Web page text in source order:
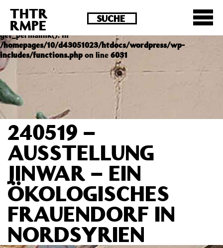
Deprecated : Die Funktion post_permalink ist seit
Version 4.4.0 veraltet! Verwende stattdessen
get_permalink(). in
/homepages/10/d43051023/htdocs/wordpress/wp-
includes/functions.phpon line 6031
THTR
RMPE
240519 –
AUSSTELLUNG
JINWAR – EIN
ÖKOLOGISCHES
FRAUENDORF IN
NORDSYRIEN